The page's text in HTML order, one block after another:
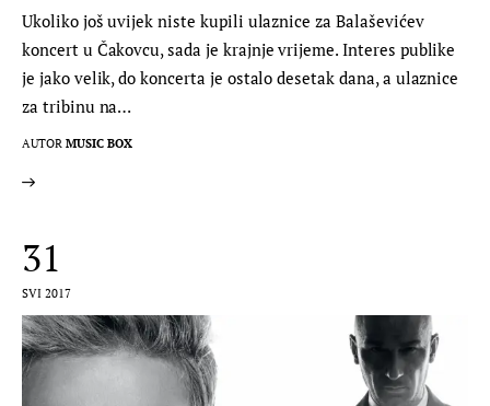
Ukoliko još uvijek niste kupili ulaznice za Balaševićev
koncert u Čakovcu, sada je krajnje vrijeme. Interes publike
je jako velik, do koncerta je ostalo desetak dana, a ulaznice
za tribinu na…
AUTOR MUSIC BOX
31
SVI 2017